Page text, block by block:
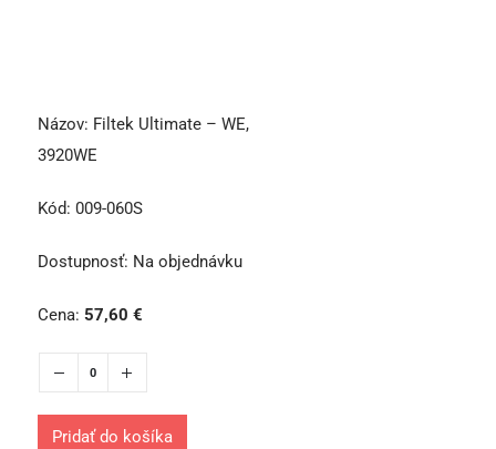
Názov: Filtek Ultimate – WE,
3920WE
Kód: 009-060S
Dostupnosť: Na objednávku
Cena: 57,60 €
Pridať do košíka